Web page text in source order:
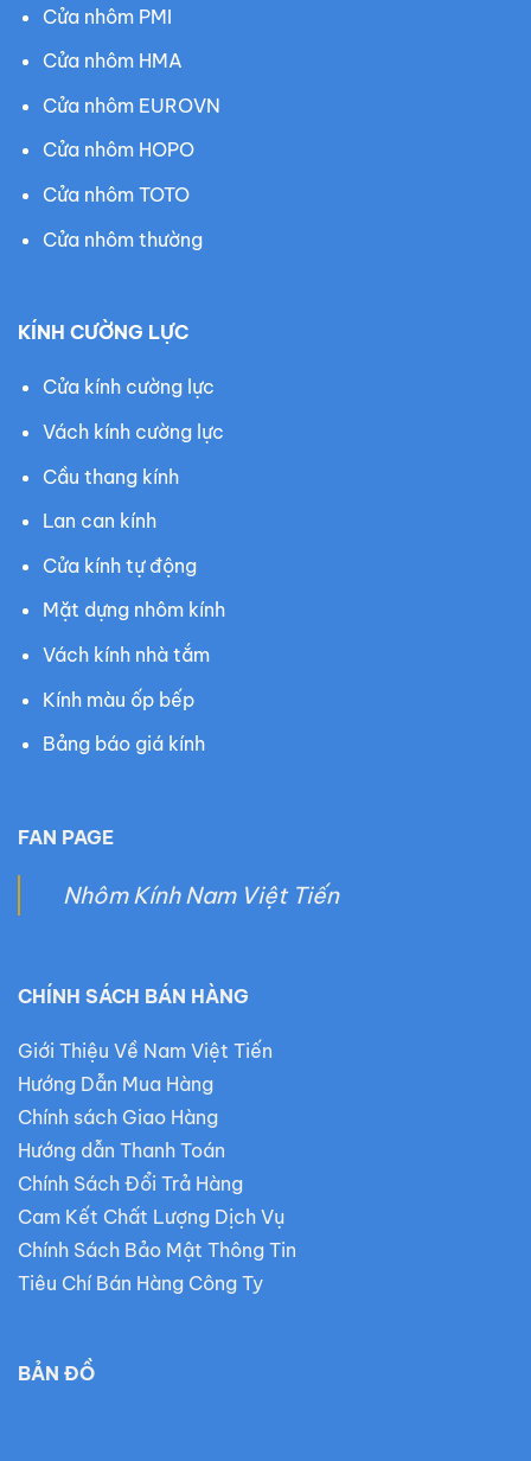
Cửa nhôm PMI
Cửa nhôm HMA
Cửa nhôm EUROVN
Cửa nhôm HOPO
Cửa nhôm TOTO
Cửa nhôm thường
KÍNH CƯỜNG LỰC
Cửa kính cường lực
Vách kính cường lực
Cầu thang kính
Lan can kính
Cửa kính tự động
Mặt dựng nhôm kính
Vách kính nhà tắm
Kính màu ốp bếp
Bảng báo giá kính
FAN PAGE
Nhôm Kính Nam Việt Tiến
CHÍNH SÁCH BÁN HÀNG
Giới Thiệu Về Nam Việt Tiến
Hướng Dẫn Mua Hàng
Chính sách Giao Hàng
Hướng dẫn Thanh Toán
Chính Sách Đổi Trả Hàng
Cam Kết Chất Lượng Dịch Vụ
Chính Sách Bảo Mật Thông Tin
Tiêu Chí Bán Hàng Công Ty
BẢN ĐỒ